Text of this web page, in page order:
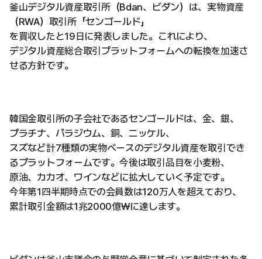
釜山デジタル資産取引所（Bdan、ビダン）は、実物資産
（RWA）取引所「センゴールド」
を買収したと19日に発表しました。これにより、
デジタル資産総合取引プラットフォームへの転換を加速さ
せる方針です。
韓国金取引所の子会社であるセンゴールドは、金、銀、
プラチナ、パラジウム、銅、ニッケル、
スズなど計7種類の実物ベースのデジタル資産を取引でき
るプラットフォームです。今後は取引品目を小麦粉、
原油、カカオ、ワインなどに拡大していく予定です。
今年第1四半期時点での会員数は120万人を超えており、
累計取引金額は1兆2000億₩に達します。